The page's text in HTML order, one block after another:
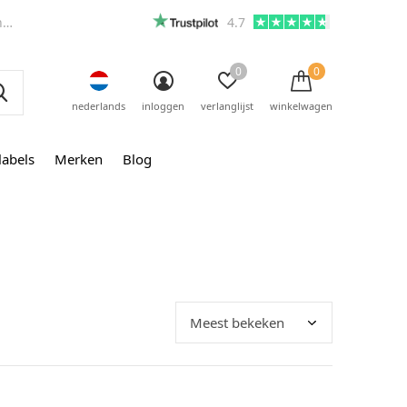
Merken Blog
nederlands inloggen verlanglijst
0
winkelwagen
0
4.7